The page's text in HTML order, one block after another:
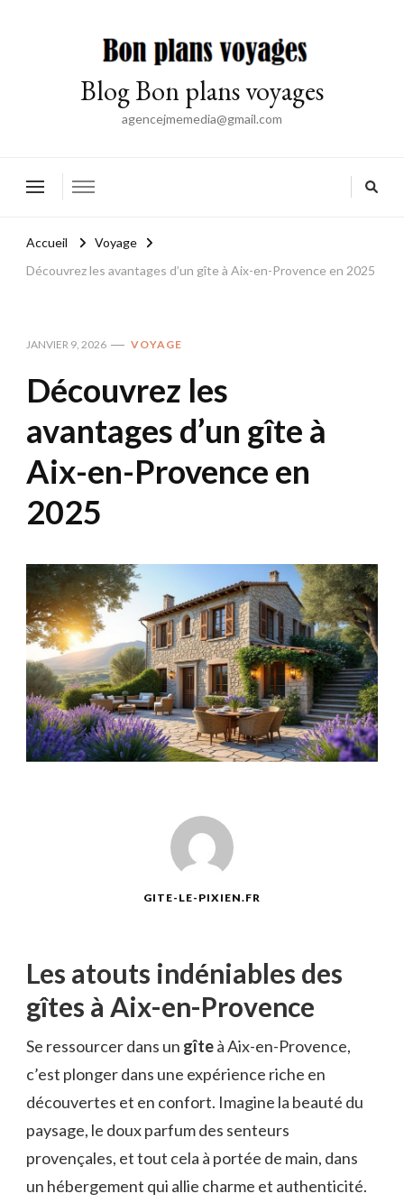
Blog Bon plans voyages
agencejmemedia@gmail.com
Accueil
Voyage
Découvrez les avantages d’un gîte à Aix-en-Provence en 2025
JANVIER 9, 2026 VOYAGE
Découvrez les
avantages d’un gîte à
Aix-en-Provence en
2025
GITE-LE-PIXIEN.FR
Les atouts indéniables des
gîtes à Aix-en-Provence
Se ressourcer dans un gîteà Aix-en-Provence,
c’est plonger dans une expérience riche en
découvertes et en confort. Imagine la beauté du
paysage, le doux parfum des senteurs
provençales, et tout cela à portée de main, dans
un hébergement qui allie charme et authenticité.